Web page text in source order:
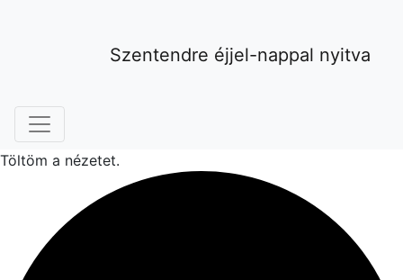
Szentendre éjjel-nappal nyitva
Töltöm a nézetet.